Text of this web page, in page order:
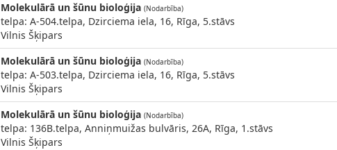
Molekulārā un šūnu bioloģija (Nodarbība)
telpa: A-504.telpa, Dzirciema iela, 16, Rīga, 5.stāvs
Vilnis Šķipars
Molekulārā un šūnu bioloģija (Nodarbība)
telpa: A-503.telpa, Dzirciema iela, 16, Rīga, 5.stāvs
Vilnis Šķipars
Molekulārā un šūnu bioloģija (Nodarbība)
telpa: 136B.telpa, Anniņmuižas bulvāris, 26A, Rīga, 1.stāvs
Vilnis Šķipars